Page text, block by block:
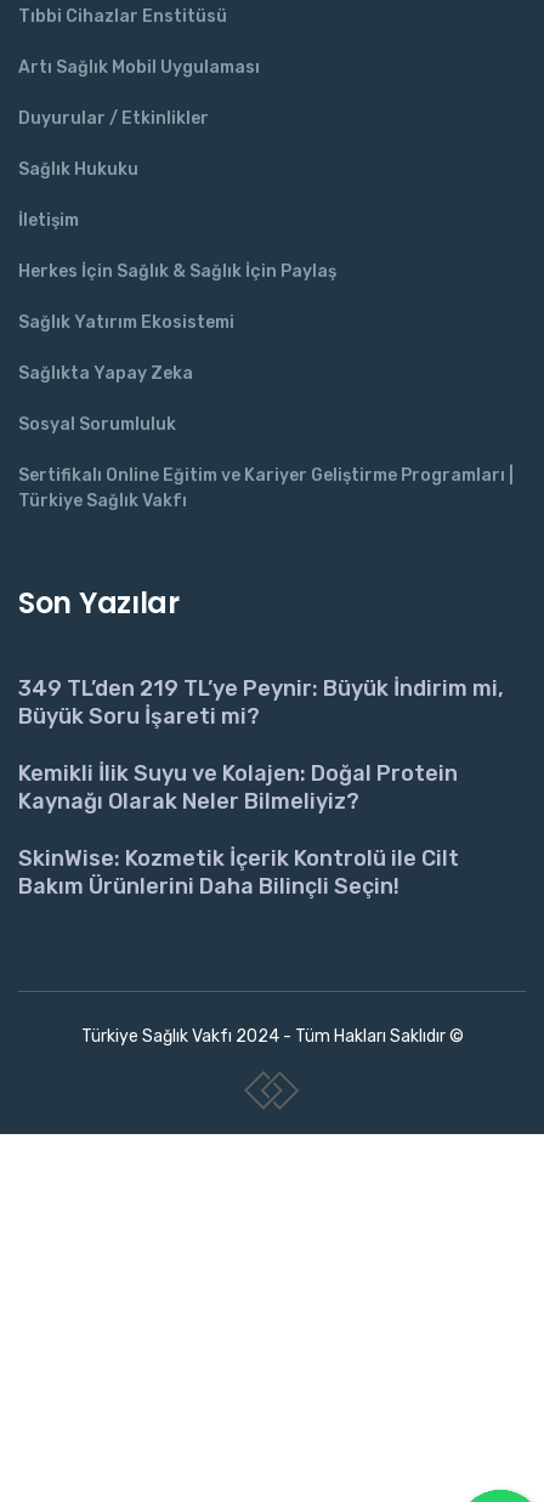
Tıbbi Cihazlar Enstitüsü
Artı Sağlık Mobil Uygulaması
Duyurular / Etkinlikler
Sağlık Hukuku
İletişim
Herkes İçin Sağlık & Sağlık İçin Paylaş
Sağlık Yatırım Ekosistemi
Sağlıkta Yapay Zeka
Sosyal Sorumluluk
Sertifikalı Online Eğitim ve Kariyer Geliştirme Programları |
Türkiye Sağlık Vakfı
Son Yazılar
349 TL’den 219 TL’ye Peynir: Büyük İndirim mi,
Büyük Soru İşareti mi?
Kemikli İlik Suyu ve Kolajen: Doğal Protein
Kaynağı Olarak Neler Bilmeliyiz?
SkinWise: Kozmetik İçerik Kontrolü ile Cilt
Bakım Ürünlerini Daha Bilinçli Seçin!
Türkiye Sağlık Vakfı 2024 - Tüm Hakları Saklıdır ©
www.collectivepeople.com.tr